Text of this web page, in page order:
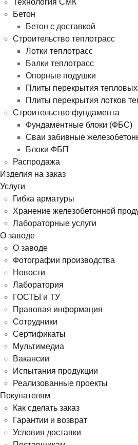
Бетон
Бетон с доставкой
Строительство теплотрасс
Лотки теплотрасс
Балки теплотрасс
Опорные подушки
Плиты перекрытия
Плиты перекрытия лотков
Строительство фундамента
Фундаментные блоки (ФБС)
Сваи забивные
Блоки ФБП
Распродажа
Изделия на заказ
Услуги
Гибка арматуры
Хранение железобетонной
Лабораторные услуги
О заводе
О заводе
Фотографии производства
Новости
Лаборатория
ГОСТЫ и ТУ
Правовая информация
Сотрудники
Сертификаты
Мультимедиа
Вакансии
Испытания продукции
Реализованные проекты
Покупателям
Как сделать заказ
Гарантии и возврат
Условия доставки